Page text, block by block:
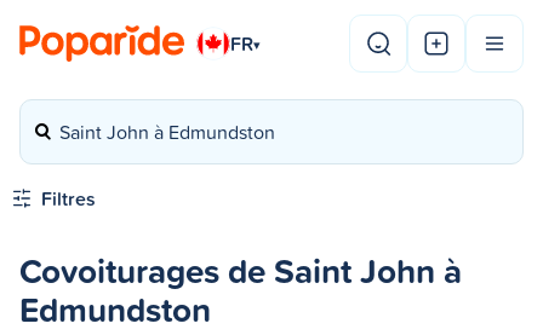
FR▾
Saint John à Edmundston
Filtres
Covoiturages de Saint John à
Edmundston